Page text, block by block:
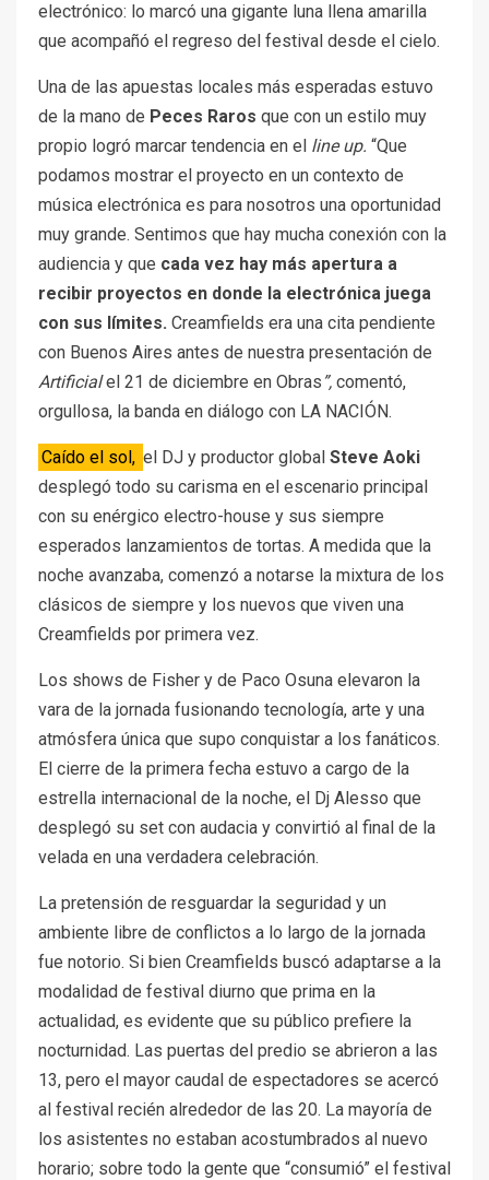
electrónico: lo marcó una gigante luna llena amarilla
que acompañó el regreso del festival desde el cielo.
Una de las apuestas locales más esperadas estuvo
de la mano de Peces Raros que con un estilo muy
propio logró marcar tendencia en el line up. “Que
podamos mostrar el proyecto en un contexto de
música electrónica es para nosotros una oportunidad
muy grande. Sentimos que hay mucha conexión con la
audiencia y que cada vez hay más apertura a
recibir proyectos en donde la electrónica juega
con sus límites. Creamfields era una cita pendiente
con Buenos Aires antes de nuestra presentación de
Artificialel 21 de diciembre en Obras ”, comentó,
orgullosa, la banda en diálogo con LA NACIÓN.
Caído el sol, el DJ y productor globalSteve Aoki
desplegó todo su carisma en el escenario principal
con su enérgico electro-house y sus siempre
esperados lanzamientos de tortas. A medida que la
noche avanzaba, comenzó a notarse la mixtura de los
clásicos de siempre y los nuevos que viven una
Creamfields por primera vez.
Los shows de Fisher y de Paco Osuna elevaron la
vara de la jornada fusionando tecnología, arte y una
atmósfera única que supo conquistar a los fanáticos.
El cierre de la primera fecha estuvo a cargo de la
estrella internacional de la noche, el Dj Alesso que
desplegó su set con audacia y convirtió al final de la
velada en una verdadera celebración.
La pretensión de resguardar la seguridad y un
ambiente libre de conflictos a lo largo de la jornada
fue notorio. Si bien Creamfields buscó adaptarse a la
modalidad de festival diurno que prima en la
actualidad, es evidente que su público prefiere la
nocturnidad. Las puertas del predio se abrieron a las
13, pero el mayor caudal de espectadores se acercó
al festival recién alrededor de las 20. La mayoría de
los asistentes no estaban acostumbrados al nuevo
horario; sobre todo la gente que “consumió” el festival